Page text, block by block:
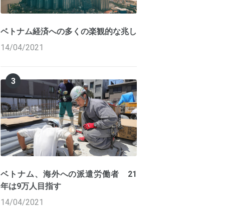
ベトナム経済への多くの楽観的な兆し
14/04/2021
3
ベトナム、海外への派遣労働者 21
年は9万人目指す
14/04/2021